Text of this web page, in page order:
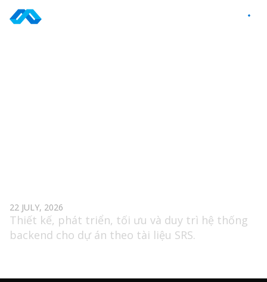
Skip
22 JULY, 2026
Thiết kế, phát triển, tối ưu và duy trì hệ thống
backend cho dự án theo tài liệu SRS.